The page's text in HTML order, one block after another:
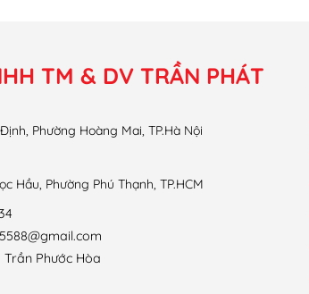
TM & DV TRẦN PHÁT
Phường Hoàng Mai, TP.Hà Nội
Hầu, Phường Phú Thạnh, TP.HCM
Phước Hòa